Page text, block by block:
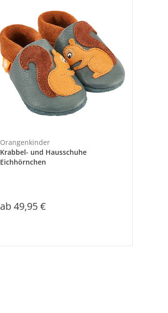
Orangenkinder
Krabbel- und Hausschuhe
Eichhörnchen
ab 49,95 €